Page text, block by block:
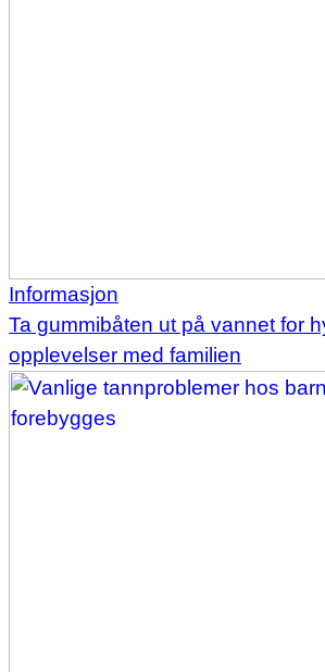
Informasjon
Ta gummibåten ut på vannet for
opplevelser med familien